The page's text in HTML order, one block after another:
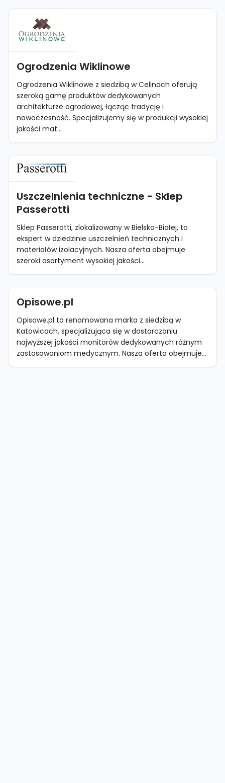
Ogrodzenia Wiklinowe
Ogrodzenia Wiklinowe z siedzibą w Celinach oferują
szeroką gamę produktów dedykowanych
architekturze ogrodowej, łącząc tradycję i
nowoczesność. Specjalizujemy się w produkcji wysokiej
jakości mat...
Uszczelnienia techniczne - Sklep
Passerotti
Sklep Passerotti, zlokalizowany w Bielsko-Białej, to
ekspert w dziedzinie uszczelnień technicznych i
materiałów izolacyjnych. Nasza oferta obejmuje
szeroki asortyment wysokiej jakości...
Opisowe.pl
Opisowe.pl to renomowana marka z siedzibą w
Katowicach, specjalizująca się w dostarczaniu
najwyższej jakości monitorów dedykowanych różnym
zastosowaniom medycznym. Nasza oferta obejmuje...